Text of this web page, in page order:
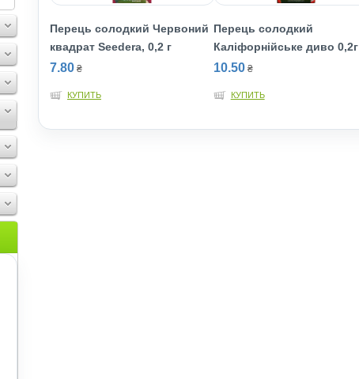
Перець солодкий Червоний
квадрат Seedera, 0,2 г
7.80 ₴
КУПИТЬ
Перець солодкий
Каліфорнійське диво 0,2г
10.50 ₴
КУПИТЬ